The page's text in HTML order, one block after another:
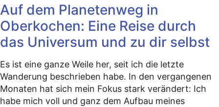
Auf dem Planetenweg in
Oberkochen: Eine Reise durch
das Universum und zu dir selbst
Es ist eine ganze Weile her, seit ich die letzte
Wanderung beschrieben habe. In den vergangenen
Monaten hat sich mein Fokus stark verändert: Ich
habe mich voll und ganz dem Aufbau meines